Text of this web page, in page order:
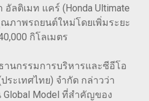
ติเมท แคร์ (Honda Ultimate
ภาพรถยนต์ใหม่โดยเพิ่มระยะ
กิโลเมตร
านกรรมการบริหารและซีอีโอ
ะเทศไทย) จำกัด กล่าวว่า
Model ที่สำคัญของ